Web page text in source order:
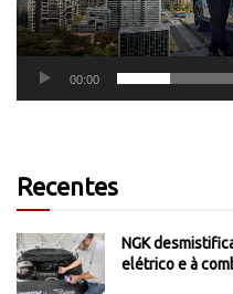
00:00
Recentes
NGK
elétrico e à